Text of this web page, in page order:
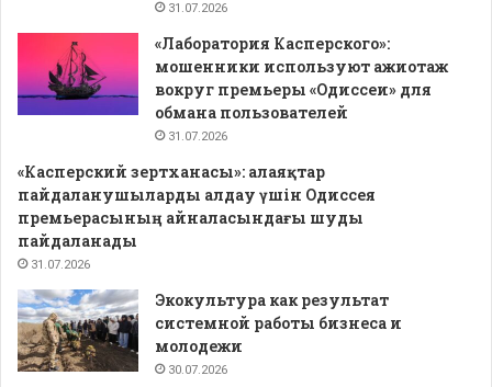
31.07.2026
«Лаборатория Касперского»:
мошенники используют ажиотаж
вокруг премьеры «Одиссеи» для
обмана пользователей
31.07.2026
«Касперский зертханасы»: алаяқтар
пайдаланушыларды алдау үшін Одиссея
премьерасының айналасындағы шуды
пайдаланады
31.07.2026
Экокультура как результат
системной работы бизнеса и
молодежи
30.07.2026